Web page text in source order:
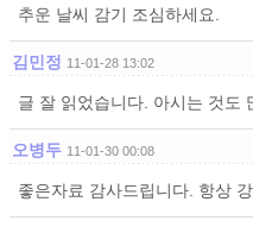
추운 날씨 감기 조심하세요.
김민정 11-01-28 13:02
글 잘 읽었습니다. 아시는 것도
오병두 11-01-30 00:08
좋은자료 감사드립니다. 항상